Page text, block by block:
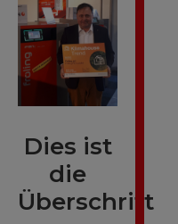
Dies ist
die
Überschrift